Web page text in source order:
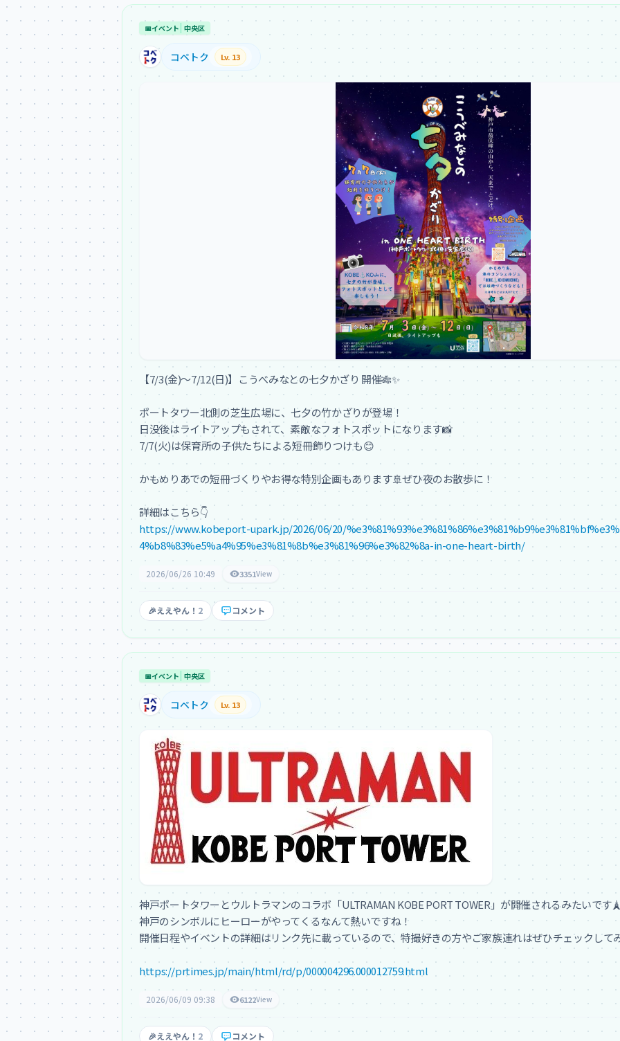
📅イベント 中央区
コベトク Lv. 13
【7/3(金)〜7/12(日)】こうべみなとの七夕かざり 開催🎋✨
ポートタワー北側の芝生広場に、七夕の竹かざりが登場！
日没後はライトアップもされて、素敵なフォトスポットになります📸
7/7(火)は保育所の子供たちによる短冊飾りつけも😊
かもめりあでの短冊づくりやお得な特別企画もあります🚢ぜひ夜のお散歩に！
https://www.kobeport-upark.jp/2026/06/20/
4%b8%83%e5%a4%95%e3%81%8b%e3%81%96%e3%82%8a-in-one-heart-birth/
2026/06/26 10:49 3351View
🎉ええやん！ 2 コメント
📅イベント 中央区
コベトク Lv. 13
神戸ポートタワーとウルトラマンのコラボ「ULTRAMAN KOBE PORT TOWER」が開催されるみたいです
神戸のシンボルにヒーローがやってくるなんて熱いですね！
開催日程やイベントの詳細はリンク先に載っているので、特撮好きの方やご家族連れはぜひチェックして
https://prtimes.jp/main/html/rd/p/000004296.000012759.html
2026/06/09 09:38 6122View
🎉ええやん！ 2 コメント